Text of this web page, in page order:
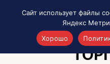
Сайт использует файлы
Яндекс
Хорошо